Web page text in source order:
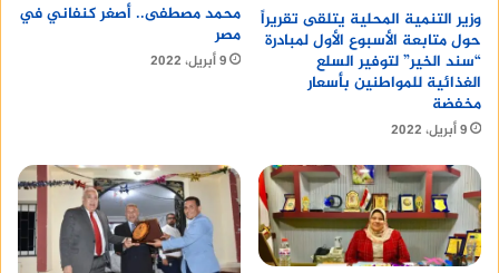
وزير التنمية المحلية يتلقى تقريراً
حول متابعة الأسبوع الأول لمبادرة
“سند الخير” لتوفير السلع
الغذائية للمواطنين بأسعار
مخفضة
9 أبريل، 2022
محمد مصطفى.. أصغر كنفاني في
مصر
9 أبريل، 2022